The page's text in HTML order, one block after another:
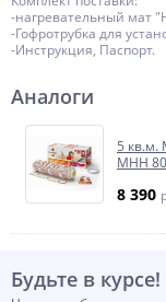
-нагревательный мат
-Гофротрубка для
-Инструкция, Паспорт.
Аналоги
5 кв.м.
МНН
8 390
Будьте в курсе!